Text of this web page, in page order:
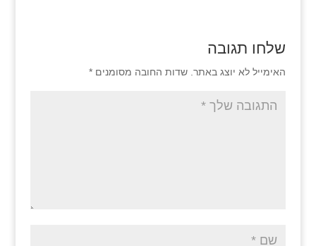
שלחו תגובה
האימייל לא יוצג באתר. שדות החובה מסומנים *